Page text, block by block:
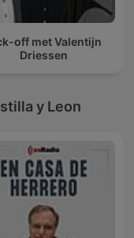
off met Valentijn
Driessen
y Leon